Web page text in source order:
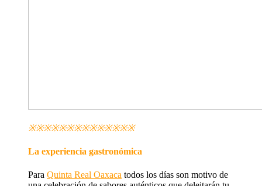
※※※※※※※※※※※※※※
La experiencia gastronómica
Para Quinta Real Oaxaca todos los días son motivo de